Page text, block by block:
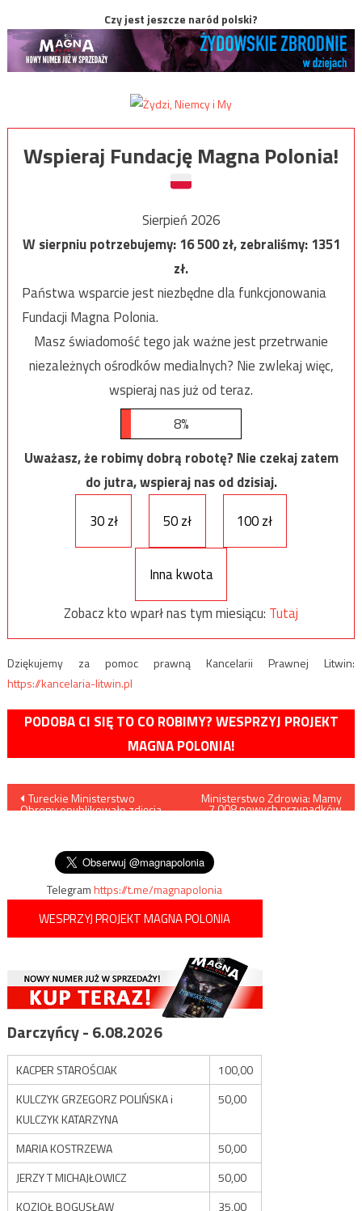
Czy jest jeszcze naród polski?
Wspieraj Fundację Magna Polonia!
Sierpień 2026
W sierpniu potrzebujemy:16 500zł, zebraliśmy:1351
zł.
Państwa wsparcie jest niezbędne dla funkcjonowania
Fundacji Magna Polonia.
Masz świadomość tego jak ważne jest przetrwanie
niezależnych ośrodków medialnych? Nie zwlekaj więc,
wspieraj nas już od teraz.
8%
Uważasz, że robimy dobrą robotę? Nie czekaj zatem
do jutra, wspieraj nas od dzisiaj.
30 zł
50 zł 100 zł
Inna kwota
Zobacz kto wparł nas tym miesiącu: Tutaj
Dziękujemy za pomoc prawną Kancelarii Prawnej Litwin:
https://kancelaria-litwin.pl
PODOBA CI SIĘ TO CO ROBIMY? WESPRZYJ PROJEKT
MAGNA POLONIA!
Nawigacja
Tureckie Ministerstwo
Obrony opublikowało zdjęcia
Ministerstwo Zdrowia: Mamy
7.008 nowych przypadków
Telegramhttps://t.me/magnapolonia
WESPRZYJ PROJEKT MAGNA POLONIA
Darczyńcy - 6.08.2026
KACPER STAROŚCIAK
100,00
KULCZYK GRZEGORZ POLIŃSKA i
KULCZYK KATARZYNA
50,00
MARIA KOSTRZEWA
50,00
JERZY T MICHAJŁOWICZ
50,00
KOZIOŁ BOGUSŁAW
35,00